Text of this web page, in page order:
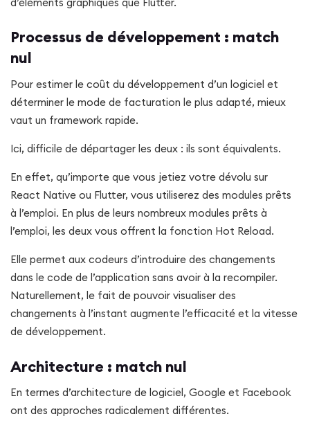
Processus de développement : match
nul
Pour estimer le coût du développement d’un logiciel et
déterminer le mode de facturation le plus adapté, mieux
vaut un framework rapide.
Ici, difficile de départager les deux : ils sont équivalents.
En effet, qu’importe que vous jetiez votre dévolu sur
React Native ou Flutter, vous utiliserez des modules prêts
à l’emploi. En plus de leurs nombreux modules prêts à
l’emploi, les deux vous offrent la fonction Hot Reload.
Elle permet aux codeurs d’introduire des changements
dans le code de l’application sans avoir à la recompiler.
Naturellement, le fait de pouvoir visualiser des
changements à l’instant augmente l’efficacité et la vitesse
de développement.
Architecture : match nul
En termes d’architecture de logiciel, Google et Facebook
ont des approches radicalement différentes.